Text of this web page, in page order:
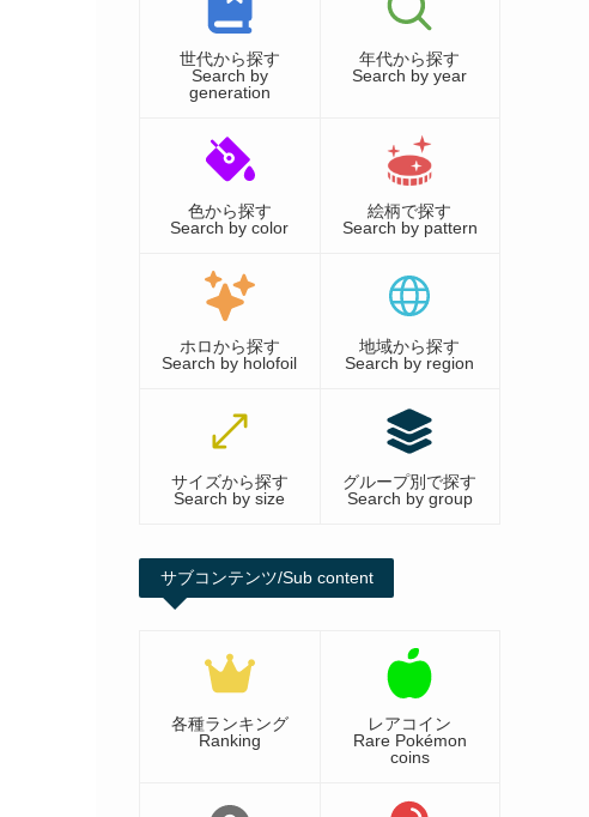
世代から探す
Search by
generation
年代から探す
Search by year
色から探す
Search by color
絵柄で探す
Search by pattern
ホロから探す
Search by holofoil
地域から探す
Search by region
サイズから探す
Search by size
グループ別で探す
Search by group
サブコンテンツ/Sub content
各種ランキング
Ranking
レアコイン
Rare Pokémon
coins